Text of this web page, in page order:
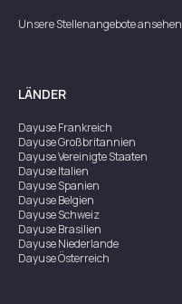
Unsere Stellenangebote ansehen
LÄNDER
DayuseFrankreich
DayuseGroßbritannien
DayuseVereinigte Staaten
DayuseItalien
DayuseSpanien
DayuseBelgien
DayuseSchweiz
DayuseBrasilien
DayuseNiederlande
DayuseÖsterreich